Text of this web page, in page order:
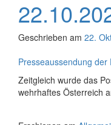
Geschrieben am 22.
Presseaussendung
Zeitgleich wurde das
wehrhaftes Österreich